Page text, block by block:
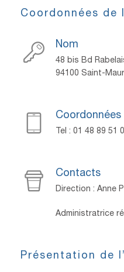
Coordonnées de
Nom
48 bis Bd
94100 Saint-
Coordonnées
Tel : 01 48 89 51
Contacts
Direction : Anne
Administratrice
Présentation de